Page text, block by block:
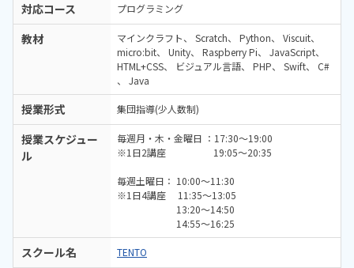
対応コース プログラミング
教材 マインクラフト Scratch Python
Viscuit
micro:bit
Unity Raspberry Pi
JavaScript
HTML+CSS
ビジュアル言語 PHP Swift
C#
Java
授業形式 集団指導(少人数制)
授業スケジュー
ル
毎週月・木・金曜日 ：17:30～19:00
※1日2講座 19:05～20:35
毎週土曜日： 10:00～11:30
※1日4講座 11:35～13:05
13:20～14:50
14:55～16:25
スクール名 TENTO